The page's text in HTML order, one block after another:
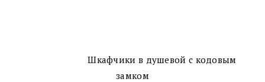
Шкафчики в душевой с кодовым
замком